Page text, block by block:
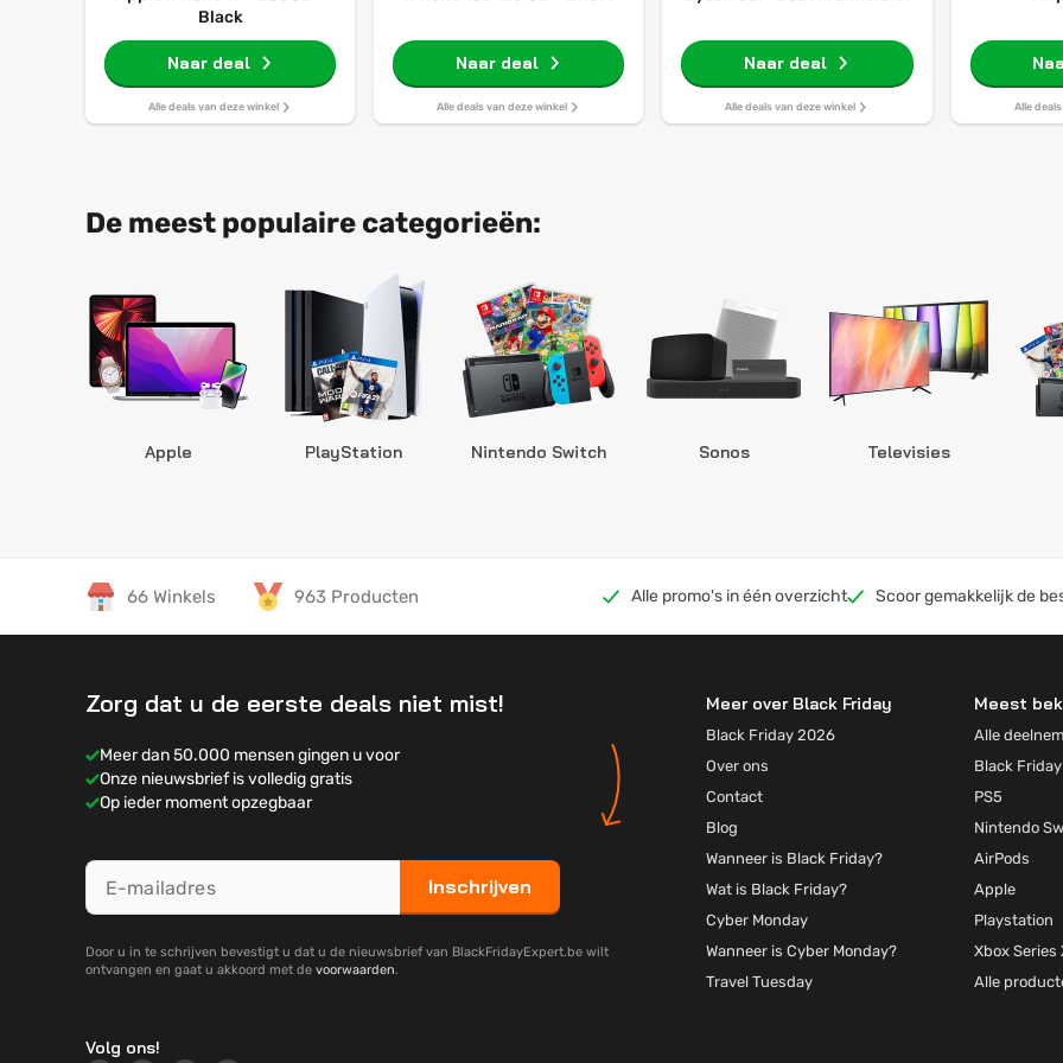
Black
Naar deal
Alle deals van deze winkel
Naar deal
Alle deals van deze winkel
Naar deal
Alle deals van deze winkel Alle
De meest populaire categorieën:
Apple PlayStation Nintendo Switch Sonos Televisies
66 Winkels 963 Producten Alle promo's in één overzicht Scoor gemakkelijk de
Zorg dat u de eerste deals niet mist!
Meer dan 50.000 mensen gingen u voor
Onze nieuwsbrief is volledig gratis
Op ieder moment opzegbaar
Inschrijven
Door u in te schrijven bevestigt u dat u de nieuwsbrief van BlackFridayExpert.be wilt
ontvangen en gaat u akkoord met de voorwaarden.
Meer over Black Friday
Black Friday 2026
Over ons
Contact
Blog
Wanneer is Black Friday?
Wat is Black Friday?
Cyber Monday
Wanneer is Cyber Monday?
Travel Tuesday
Meest
Alle
Black
PS5
Nintendo
AirPods
Apple
Playstation
Xbox Series
Alle
Volg ons!